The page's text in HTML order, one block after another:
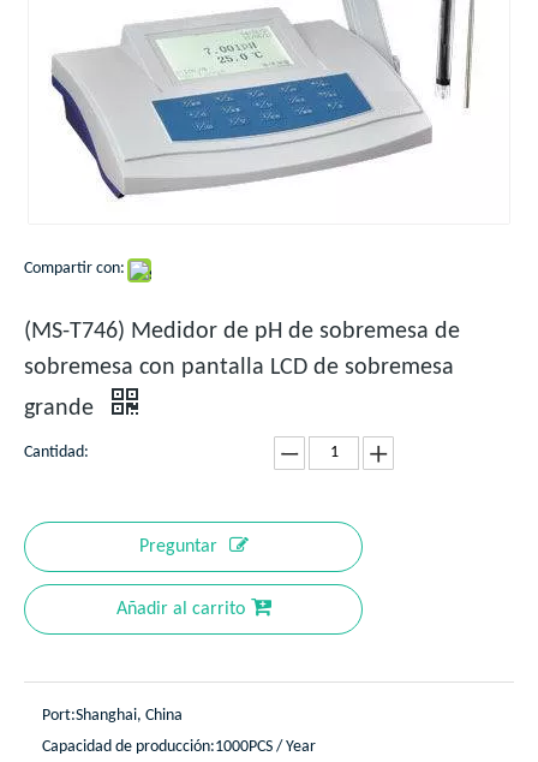
Compartir con:
(MS-T746) Medidor de pH de sobremesa de
sobremesa con pantalla LCD de sobremesa
grande
Cantidad:
Preguntar
Añadir al carrito
Port:Shanghai, China
Capacidad de producción:1000PCS / Year